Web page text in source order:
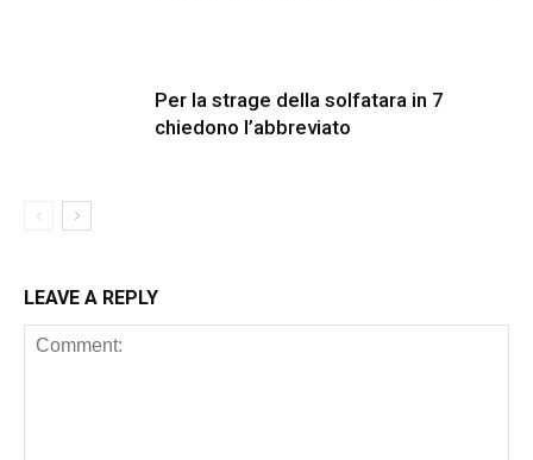
Per la strage della solfatara in 7
chiedono l’abbreviato
LEAVE A REPLY